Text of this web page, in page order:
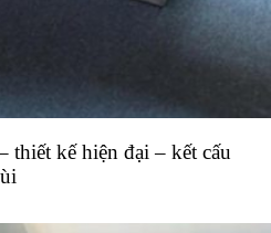
thiết kế hiện đại – kết cấu